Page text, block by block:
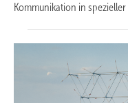
Kommunikation in spezieller